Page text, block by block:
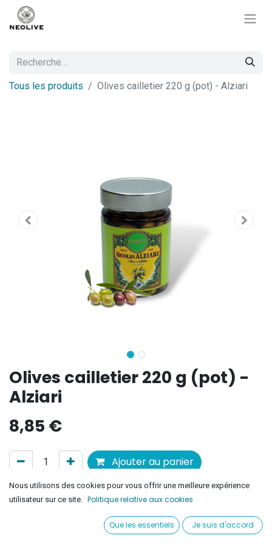
Tous les produits Olives cailletier 220 g (pot) - Alziari
Olives cailletier 220 g (pot) -
Alziari
8,85 €
Ajouter au panier
Ajouter à la liste de souhaits
Nous utilisons des cookies pour vous offrir une meilleure expérience
utilisateur sur ce site.
Politique relative aux cookies
Que les essentiels Je suis d'accord